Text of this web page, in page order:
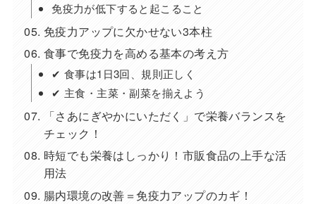
免疫力が低下すると起こること
免疫力アップに欠かせない3本柱
食事で免疫力を高める基本の考え方
✔ 食事は1日3回、規則正しく
✔ 主食・主菜・副菜を揃えよう
「さあにぎやかにいただく」で栄養バランスを
チェック！
時短でも栄養はしっかり！市販食品の上手な活
用法
腸内環境の改善＝免疫力アップのカギ！